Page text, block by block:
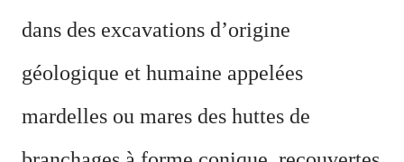
dans des excavations d’origine
géologique et humaine appelées
mardelles ou mares des huttes de